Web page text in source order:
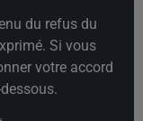
du refus du
Si vous
votre accord